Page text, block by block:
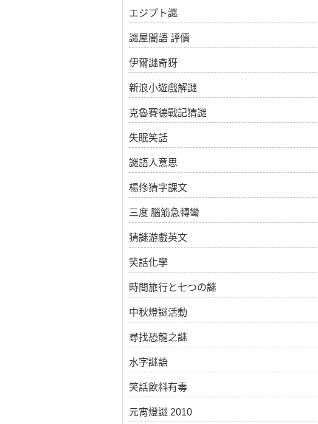
エジプト謎
謎屋闇語 評價
伊爾謎奇犽
新浪小遊戲解謎
克魯賽德戰記猜謎
失眠笑話
謎語人意思
楊修猜字課文
三度 腦筋急轉彎
猜謎游戲英文
笑話化學
時間旅行と七つの謎
中秋燈謎活動
尋找恐龍之謎
水字謎語
笑話飲料有毒
元宵燈謎 2010